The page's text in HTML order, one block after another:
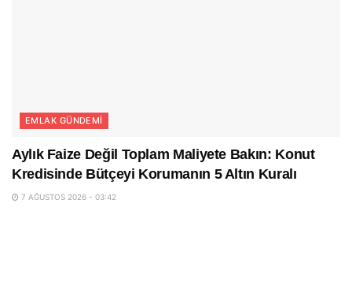
EMLAK GÜNDEMI
Aylık Faize Değil Toplam Maliyete Bakın: Konut
Kredisinde Bütçeyi Korumanın 5 Altın Kuralı
7 AĞUSTOS 2026 - 03:42